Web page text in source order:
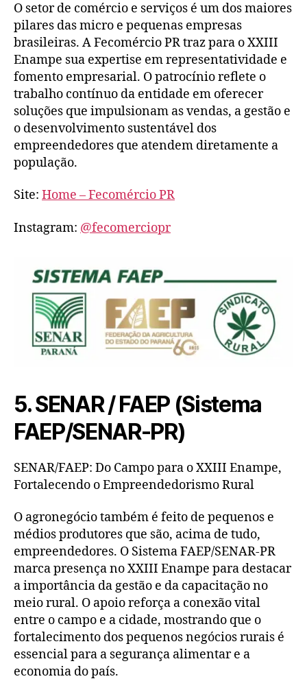
O setor de comércio e serviços é um dos maiores
pilares das micro e pequenas empresas
brasileiras. A Fecomércio PR traz para o XXIII
Enampe sua expertise em representatividade e
fomento empresarial. O patrocínio reflete o
trabalho contínuo da entidade em oferecer
soluções que impulsionam as vendas, a gestão e
o desenvolvimento sustentável dos
empreendedores que atendem diretamente a
população.
Site: Home – Fecomércio PR
Instagram: @fecomerciopr
5. SENAR / FAEP (Sistema
FAEP/SENAR-PR)
SENAR/FAEP: Do Campo para o XXIII Enampe,
Fortalecendo o Empreendedorismo Rural
O agronegócio também é feito de pequenos e
médios produtores que são, acima de tudo,
empreendedores. O Sistema FAEP/SENAR-PR
marca presença no XXIII Enampe para destacar
a importância da gestão e da capacitação no
meio rural. O apoio reforça a conexão vital
entre o campo e a cidade, mostrando que o
fortalecimento dos pequenos negócios rurais é
essencial para a segurança alimentar e a
economia do país.